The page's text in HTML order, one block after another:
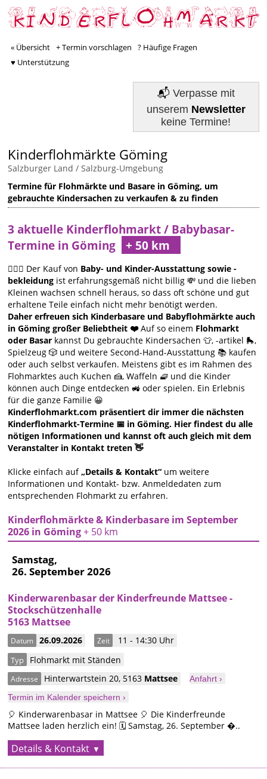
« Übersicht + Termin vorschlagen
? Häufige Fragen
♥ Unterstützung
📬 Verpasse mit
unserem Newsletter
keine Termine!
Kinderflohmärkte Göming
Salzburger Land /Salzburg-Umgebung
Termine für Flohmärkte und Basare in Göming, um
gebrauchte Kindersachen zu verkaufen & zu finden
3 aktuelle Kinderflohmarkt / Babybasar-
Termine in Göming
🙋🏻‍♀️ Der Kauf von Baby- und Kinder-Ausstattung sowie -
bekleidung ist erfahrungsgemäß nicht billig 💸 und die lieben
Kleinen wachsen schnell heraus, so dass oft schöne und gut
erhaltene Teile einfach nicht mehr benötigt werden.
Daher erfreuen sich Kinderbasare und Babyflohmärkte auch
in Göming großer Beliebtheit ❤️Auf so einem Flohmarkt
oder Basar kannst Du gebrauchte Kindersachen 👕, -artikel 🛼,
Spielzeug 🎲 und weitere Second-Hand-Ausstattung 📚 kaufen
oder auch selbst verkaufen. Meistens gibt es im Rahmen des
Flohmarktes auch Kuchen 🍰, Waffeln 🧇 und die Kinder
können auch Dinge entdecken 🚜 oder spielen. Ein Erlebnis
für die ganze Familie 😀
Kinderflohmarkt.com präsentiert dir immer die nächsten
Kinderflohmarkt-Termine 📅 in Göming. Hier findest du alle
nötigen Informationen und kannst oft auch gleich mit dem
Veranstalter in Kontakt treten 👋
Klicke einfach auf„Details & Kontakt“ um weitere
Informationen und Kontakt- bzw. Anmeldedaten zum
entsprechenden Flohmarkt zu erfahren.
Kinderflohmärkte & Kinderbasare im September
2026 in Göming+ 50 km
Samstag,
26. September 2026
Kinderwarenbasar der Kinderfreunde Mattsee -
Stockschützenhalle
5163 Mattsee
Datum 26.09.2026 Zeit 11 - 14:30 Uhr
Typ Flohmarkt mit Ständen
Adresse Hinterwartstein 20, 5163 Mattsee
Anfahrt ›
Termin im Kalender speichern ›
🎈 Kinderwarenbasar in Mattsee 🎈 Die Kinderfreunde
Mattsee laden herzlich ein! 🗓 Samstag, 26. September �..
Details & Kontakt